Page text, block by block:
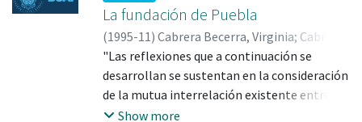
La fundación de Puebla
(1995-11) Cabrera Becerra, Virginia; Cabrera
Becerra, Virginia; 0000-0002-6154-9174
"Las reflexiones que a continuación se
desarrollan se sustentan en la consideración
de la mutua interrelación existente entre la
ciudad y su región. La ciudad determina y es a
Show more